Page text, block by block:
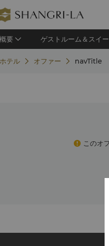
概要 ゲストルーム＆スイ
ホテル オファー navTitle
このオ